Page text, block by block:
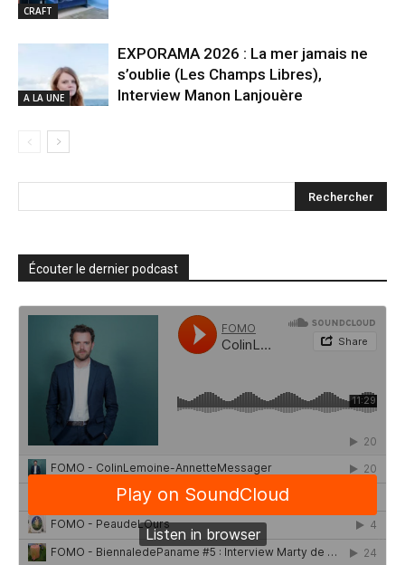
CRAFT
A LA UNE
EXPORAMA 2026 : La mer jamais ne
s’oublie (Les Champs Libres),
Interview Manon Lanjouère
Écouter le dernier podcast